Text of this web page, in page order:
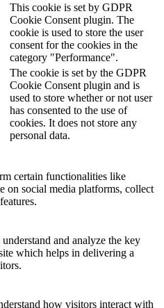
This cookie is set by GDPR
Cookie Consent plugin. The
cookie is used to store the user
consent for the cookies in the
category "Performance".
The cookie is set by the GDPR
Cookie Consent plugin and is
used to store whether or not user
has consented to the use of
cookies. It does not store any
personal data.
certain functionalities like
on social media platforms, collect
and analyze the key
which helps in delivering a
how visitors interact with